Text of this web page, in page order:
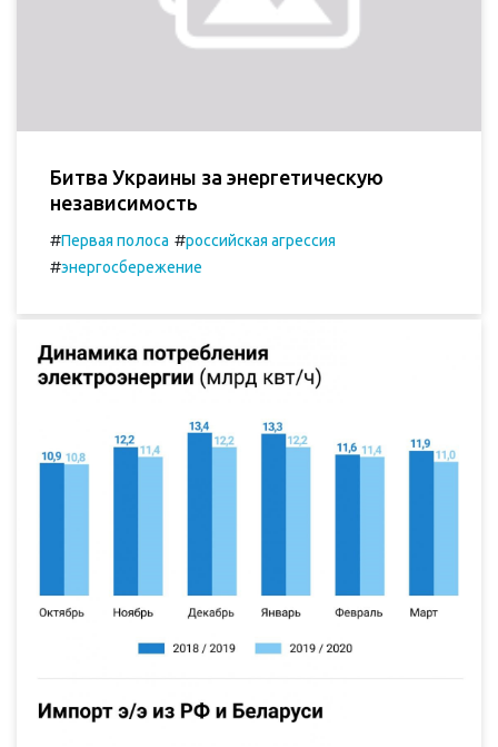
Битва Украины за энергетическую
независимость
#Первая полоса #российская агрессия
#энергосбережение